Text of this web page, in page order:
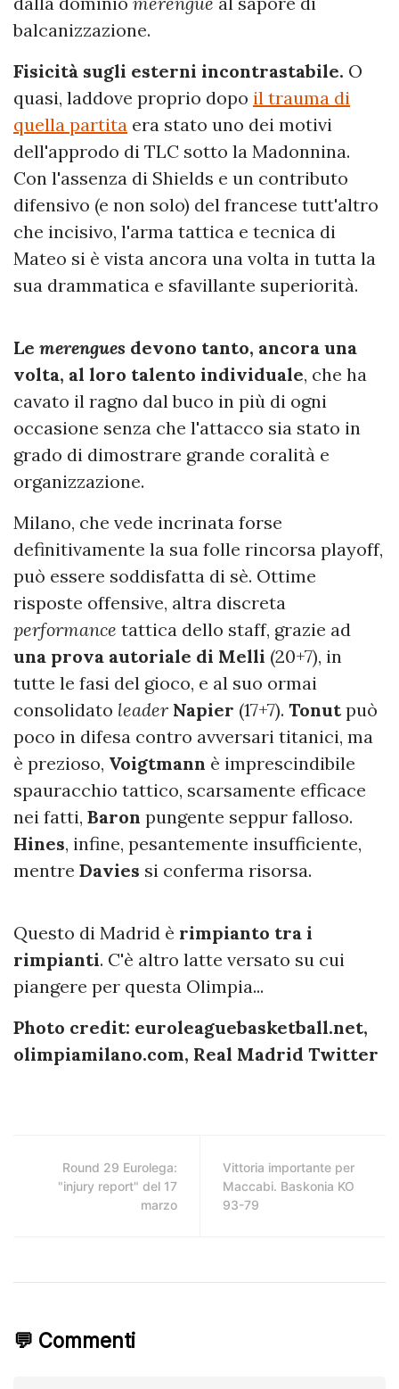
balcanizzazione.
Fisicità sugli esterni incontrastabile. O
quasi, laddove proprio dopo il trauma di
quella partita era stato uno dei motivi
dell'approdo di TLC sotto la Madonnina.
Con l'assenza di Shields e un contributo
difensivo (e non solo) del francese tutt'altro
che incisivo, l'arma tattica e tecnica di
Mateo si è vista ancora una volta in tutta la
sua drammatica e sfavillante superiorità.
Le merengues devono tanto, ancora una
volta, al loro talento individuale, che ha
cavato il ragno dal buco in più di ogni
occasione senza che l'attacco sia stato in
grado di dimostrare grande coralità e
organizzazione.
Milano, che vede incrinata forse
definitivamente la sua folle rincorsa playoff,
può essere soddisfatta di sè. Ottime
risposte offensive, altra discreta
performance tattica dello staff, grazie ad
una prova autoriale di Melli (20+7), in
tutte le fasi del gioco, e al suo ormai
consolidato leader Napier (17+7). Tonutpuò
poco in difesa contro avversari titanici, ma
è prezioso, Voigtmann è imprescindibile
spauracchio tattico, scarsamente efficace
nei fatti, Baron pungente seppur falloso.
Hines, infine, pesantemente insufficiente,
mentre Davies si conferma risorsa.
Questo di Madrid è rimpianto tra i
rimpianti. C'è altro latte versato su cui
piangere per questa Olimpia...
Photo credit: euroleaguebasketball.net,
olimpiamilano.com, Real Madrid Twitter
Round 29 Eurolega:
"injury report" del 17
marzo
Vittoria importante per
Maccabi. Baskonia KO
93-79
💬 Commenti